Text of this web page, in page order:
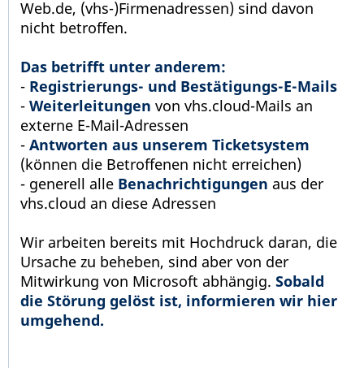
Web.de, (vhs-)Firmenadressen) sind davon
nicht betroffen.
Das betrifft unter anderem:
- Registrierungs- und Bestätigungs-E-Mails
- Weiterleitungen von vhs.cloud-Mails an
externe E-Mail-Adressen
- Antworten aus unserem Ticketsystem
(können die Betroffenen nicht erreichen)
- generell alle Benachrichtigungen aus der
vhs.cloud an diese Adressen
Wir arbeiten bereits mit Hochdruck daran, die
Ursache zu beheben, sind aber von der
Mitwirkung von Microsoft abhängig. Sobald
die Störung gelöst ist, informieren wir hier
umgehend.